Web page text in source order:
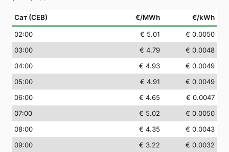
Сат (СЕВ) €/MWh €/kWh
02:00 € 5.01
€ 0.0050
03:00 € 4.79
€ 0.0048
04:00 € 4.93
€ 0.0049
05:00 € 4.91
€ 0.0049
06:00 € 4.65
€ 0.0047
07:00 € 5.02
€ 0.0050
08:00 € 4.35
€ 0.0043
09:00 € 3.22
€ 0.0032